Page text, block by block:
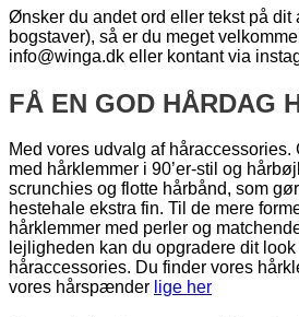
Ønsker du andet ord eller tekst på dit
bogstaver), så er du meget
info@winga.dk eller kontant via
FÅ EN GOD HÅRDAG
Med vores udvalg af håraccessories.
med hårklemmer i 90’er-stil og
scrunchies og flotte hårbånd, som
hestehale ekstra fin. Til de mere
hårklemmer med perler og
lejligheden kan du opgradere dit
håraccessories. Du finder vores
vores hårspænder lige her